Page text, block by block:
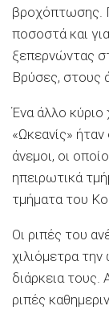
βροχόπτωσης.
ποσοστά και
ξεπερνώντας
Βρύσες, στους
Ένα άλλο κύριο
«Ωκεανίς»
άνεμοι, οι
ηπειρωτικά
τμήματα του
Οι ριπές του
χιλιόμετρα
διάρκεια
ριπές